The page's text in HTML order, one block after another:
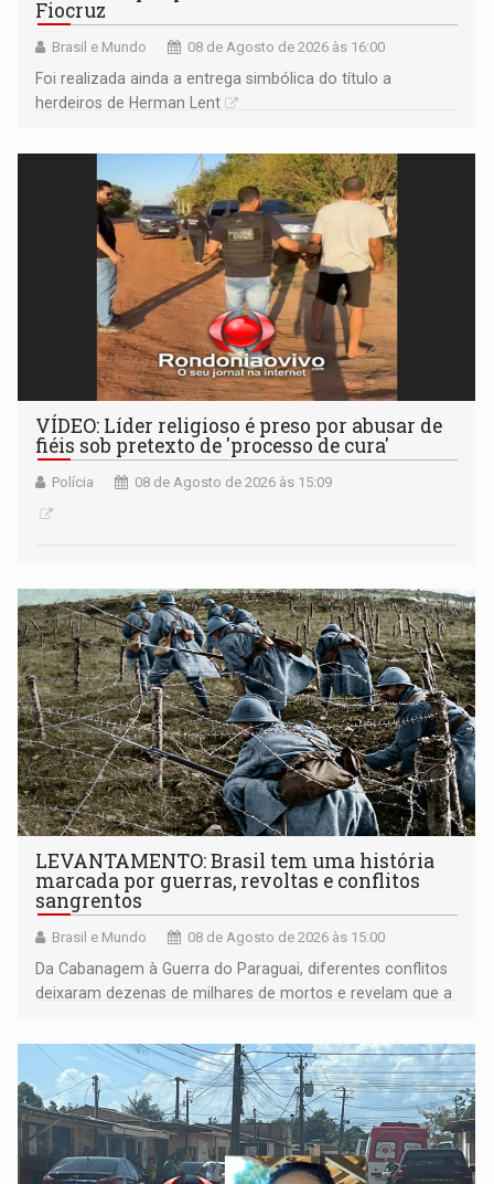
Fiocruz
Brasil e Mundo 08 de Agosto de 2026 às 16:00
Foi realizada ainda a entrega simbólica do título a
herdeiros de Herman Lent
VÍDEO: Líder religioso é preso por abusar de
fiéis sob pretexto de 'processo de cura'
Polícia 08 de Agosto de 2026 às 15:09
LEVANTAMENTO: Brasil tem uma história
marcada por guerras, revoltas e conflitos
sangrentos
Brasil e Mundo 08 de Agosto de 2026 às 15:00
Da Cabanagem à Guerra do Paraguai, diferentes conflitos
deixaram dezenas de milhares de mortos e revelam que a
territoriais e sociais